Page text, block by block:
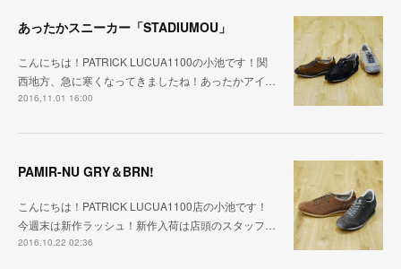
あったかスニーカー「STADIUMOU」
こんにちは！PATRICK LUCUA1100の小池です！関
西地方、急に寒くなってきましたね！あったかアイ…
2016.11.01 16:00
PAMIR-NU GRY＆BRN!
こんにちは！PATRICK LUCUA1100店の小池です！
今週末は新作ラッシュ！新作入荷は店頭のスタッフ…
2016.10.22 02:36